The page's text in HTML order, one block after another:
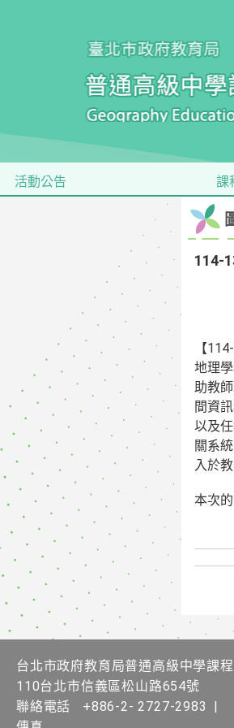
活動公告 課
114-
【
地理
助教
間資
以及
關系
入於
本次
台北市政府教育局普通高級中學課程
110台北市信義區松山路654號
聯絡電話
+886-2- 2727-2983
|